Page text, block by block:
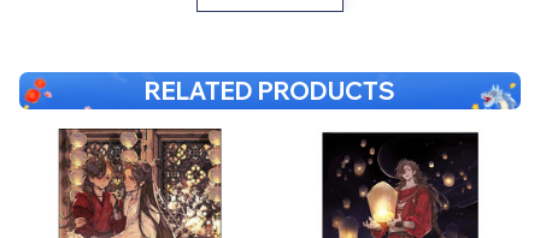
RELATED PRODUCTS